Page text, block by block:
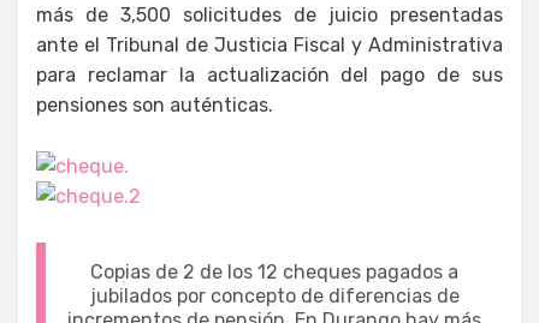
más de 3,500 solicitudes de juicio presentadas
ante el Tribunal de Justicia Fiscal y Administrativa
para reclamar la actualización del pago de sus
pensiones son auténticas.
Copias de 2 de los 12 cheques pagados a
jubilados por concepto de diferencias de